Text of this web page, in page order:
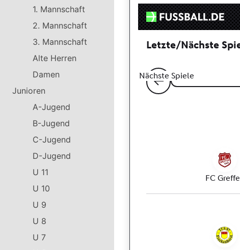
1. Mannschaft
2. Mannschaft
3. Mannschaft
Alte Herren
Damen
Junioren
A-Jugend
B-Jugend
C-Jugend
D-Jugend
U 11
U 10
U 9
U 8
U 7